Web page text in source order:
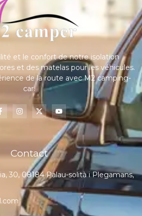
et le confort de notre isolation
et des matelas pour les véhicules.
de la route avec M2 camping-
car.
Contact
30, 08184 Palau-solità i Plegamans,